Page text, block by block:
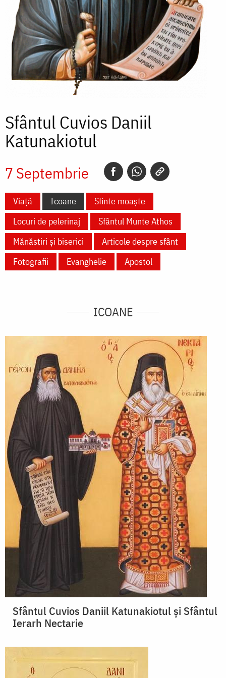
Sfântul Cuvios Daniil
Katunakiotul
7 Septembrie
Viață Icoane
Sfinte moaște
Locuri de pelerinaj
Sfântul Munte Athos
Mănăstiri și biserici
Articole despre sfânt
Fotografii
Evanghelie Apostol
ICOANE
Sfântul Cuvios Daniil Katunakiotul și Sfântul
Ierarh Nectarie